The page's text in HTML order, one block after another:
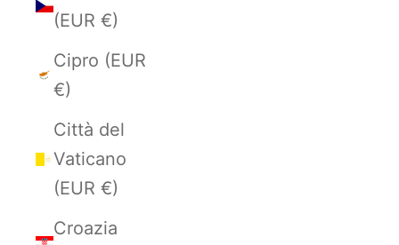
(EUR €)
Cipro (EUR
€)
Città del
Vaticano
(EUR €)
Croazia